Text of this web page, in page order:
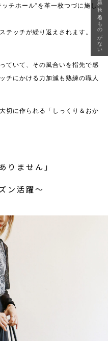
チホール”を革一枚つづに施し
テッチが繰り返えされます。
ていて、その風合いを指先で感
チにかける力加減も熟練の職人
切に作られる「しっくり＆おか
りません」
ン活躍〜
急に秋、着るものがない